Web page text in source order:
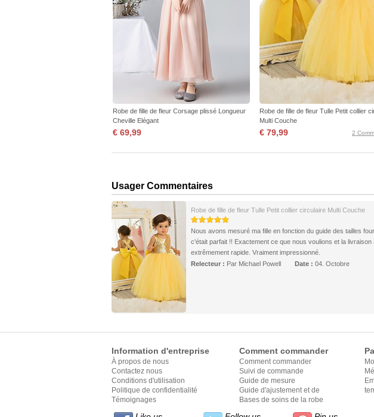
Robe de fille de fleur Corsage plissé Longueur
Cheville Elégant
€ 69,99
Robe de fille de fleur Tulle Petit collier
Multi Couche
€ 79,99 2
Usager Commentaires
Robe de fille de fleur Tulle Petit collier circulaire Multi Couche
Nous avons mesuré ma fille en fonction du guide des tailles
c'était parfait !! Exactement ce que nous voulions et la livraison
extrêmement rapide. Vraiment impressionné.
Relecteur : Par Michael Powell Date : 04. Octobre
Information d'entreprise
À propos de nous
Contactez nous
Conditions d'utilisation
Politique de confidentialité
Témoignages
Comment commander
Comment commander
Suivi de commande
Guide de mesure
Guide d'ajustement et de
style
Bases de soins de la robe